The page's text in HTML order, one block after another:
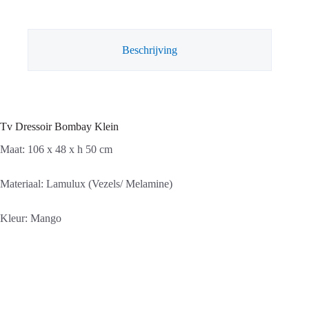
Beschrijving
Tv Dressoir Bombay Klein
Maat: 106 x 48 x h 50 cm
Materiaal: Lamulux (Vezels/ Melamine)
Kleur: Mango